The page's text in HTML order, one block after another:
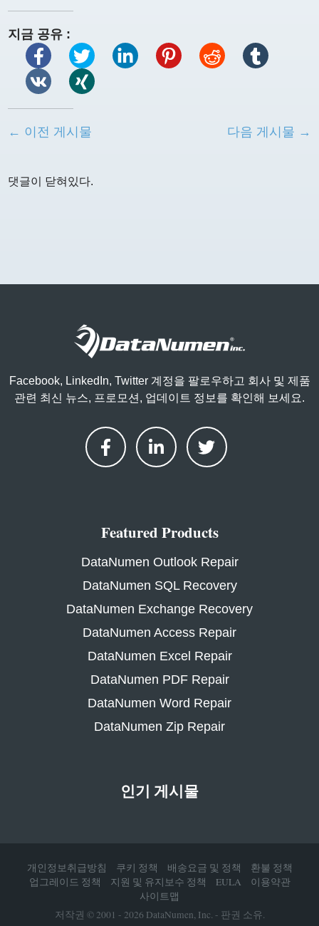
지금 공유 :
← 이전 게시물 다음 게시물 →
댓글이 닫혀있다.
Facebook, LinkedIn, Twitter 계정을 팔로우하고 회사 및 제품
관련 최신 뉴스, 프로모션, 업데이트 정보를 확인해 보세요.
Featured Products
DataNumen Outlook Repair
DataNumen SQL Recovery
DataNumen Exchange Recovery
DataNumen Access Repair
DataNumen Excel Repair
DataNumen PDF Repair
DataNumen Word Repair
DataNumen Zip Repair
인기 게시물
개인정보취급방침 쿠키 정책 배송요금 및 정책
환불 정책
업그레이드 정책
지원 및 유지보수 정책 EULA
이용약관
사이트맵
저작권 © 2001 - 2026 DataNumen, Inc. - 판권 소유.